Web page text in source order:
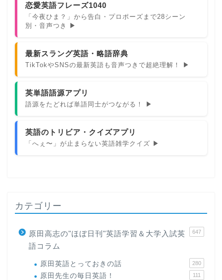
恋愛英語フレーズ1040
「今夜ひま？」から告白・プロポーズまで28シーン
別・音声つき ▶
最新スラング英語・略語辞典
TikTokやSNSの最新英語も音声つきで超絶理解！ ▶
英単語語源アプリ
語源をたどれば単語同士がつながる！ ▶
英語のトリビア・クイズアプリ
「へぇ〜」が止まらない英語雑学クイズ ▶
カテゴリー
原田高志の"ほぼ日刊"英語学習＆大学入試英
語コラム
647
原田英語とっておきの話 280
原田先生の毎日英語！ 111